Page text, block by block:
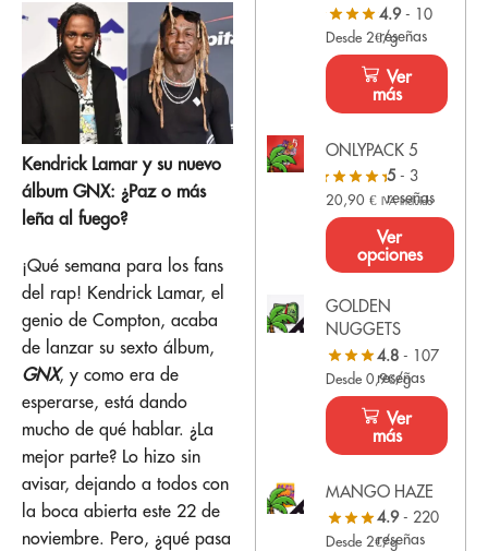
Kendrick Lamar y su nuevo
álbum GNX: ¿Paz o más
leña al fuego?
¡Qué semana para los fans
del rap! Kendrick Lamar, el
genio de Compton, acaba
de lanzar su sexto álbum,
GNX, y como era de
esperarse, está dando
mucho de qué hablar. ¿La
mejor parte? Lo hizo sin
avisar, dejando a todos con
la boca abierta este 22 de
noviembre. Pero, ¿qué pasa
4.9- 10
reseñas
Desde 2€/g
Ver
más
ONLYPACK 5
5- 3
reseñas
20,90€ IVA Incluido
Ver
opciones
GOLDEN
NUGGETS
4.8- 107
reseñas
Desde 0,9€/g
Ver
más
MANGO HAZE
4.9- 220
reseñas
Desde 2€/g